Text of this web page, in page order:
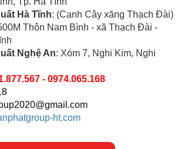
Hà Tĩnh: (Cạnh Cây xăng Thạch Đài)
Thôn Nam Bình - xã Thạch Đài -
Nghệ An: Xóm 7, Nghi Kim, Nghi
- 0974.065.168
ht.com